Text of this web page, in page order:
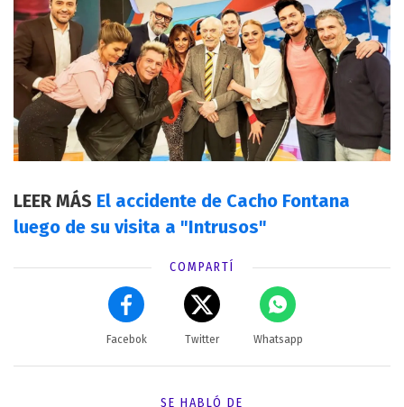
LEER MÁS El accidente de Cacho Fontana
luego de su visita a "Intrusos"
COMPARTÍ
Facebok Twitter Whatsapp
SE HABLÓ DE